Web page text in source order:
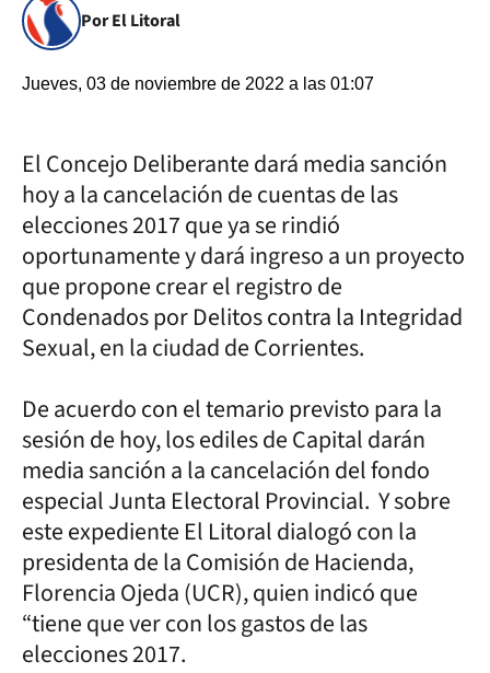
Por El Litoral
Jueves, 03 de noviembre de 2022 a las 01:07
El Concejo Deliberante dará media sanción
hoy a la cancelación de cuentas de las
elecciones 2017 que ya se rindió
oportunamente y dará ingreso a un proyecto
que propone crear el registro de
Condenados por Delitos contra la Integridad
Sexual, en la ciudad de Corrientes.
De acuerdo con el temario previsto para la
sesión de hoy, los ediles de Capital darán
media sanción a la cancelación del fondo
especial Junta Electoral Provincial. Y sobre
este expediente El Litoral dialogó con la
presidenta de la Comisión de Hacienda,
Florencia Ojeda (UCR), quien indicó que
“tiene que ver con los gastos de las
elecciones 2017.